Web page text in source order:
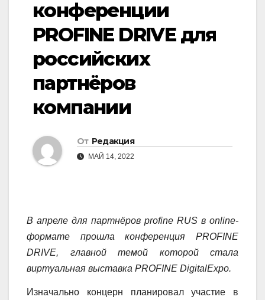
конференции
PROFINE DRIVE для
российских
партнёров
компании
От Редакция
МАЙ 14, 2022
В апреле для партнёров profine RUS в online-
формате прошла конференция PROFINE
DRIVE, главной темой которой стала
виртуальная выставка PROFINE DigitalExpo.
Изначально концерн планировал участие в